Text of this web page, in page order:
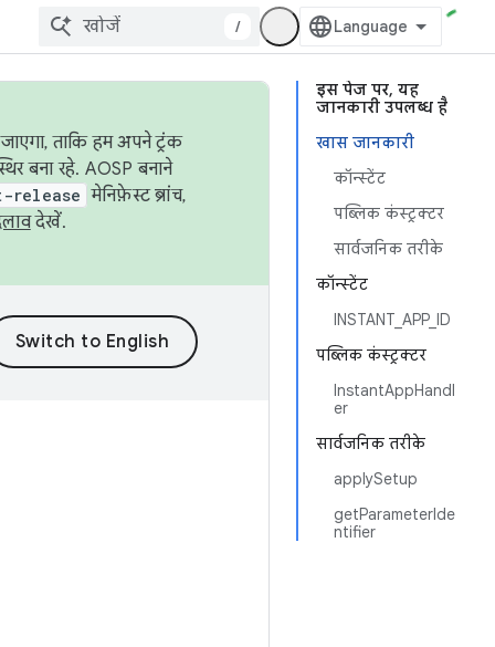
/
इस पेज पर, यह
जानकारी उपलब्ध है
खास जानकारी
कॉन्स्टेंट
पब्लिक कंस्ट्रक्टर
सार्वजनिक तरीके
कॉन्स्टेंट
INSTANT_APP_ID
पब्लिक कंस्ट्रक्टर
InstantAppHandl
er
सार्वजनिक तरीके
applySetup
getParameterIde
ntifier
ताकि हम अपने ट्रंक
बना रहे. AOSP बनाने
release मेनिफ़ेस्ट ब्रांच,
देखें.